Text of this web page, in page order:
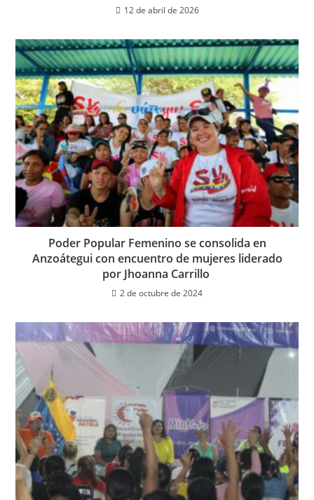
12 de abril de 2026
Poder Popular Femenino se consolida en
Anzoátegui con encuentro de mujeres liderado
por Jhoanna Carrillo
2 de octubre de 2024